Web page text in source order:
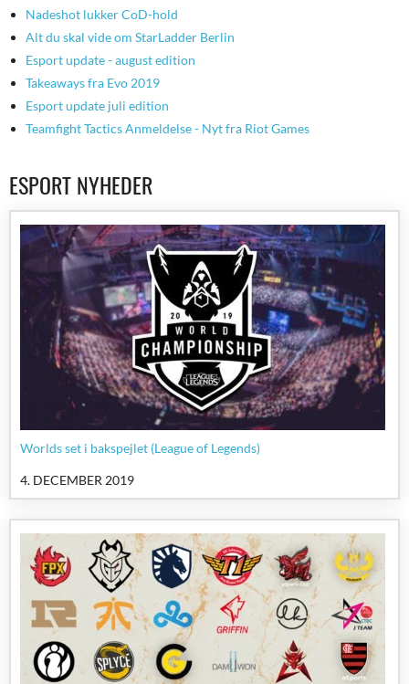
Nadeshot lukker CoD-hold
Alt du skal vide om StarLadder Berlin
Esport update - august edition
Takeaways fra Evo 2019
Esport update juli edition
Teamfight Tactics Anmeldelse - Nyt fra Riot Games
ESPORT NYHEDER
Worlds set i bakspejlet (League of Legends)
4. DECEMBER 2019